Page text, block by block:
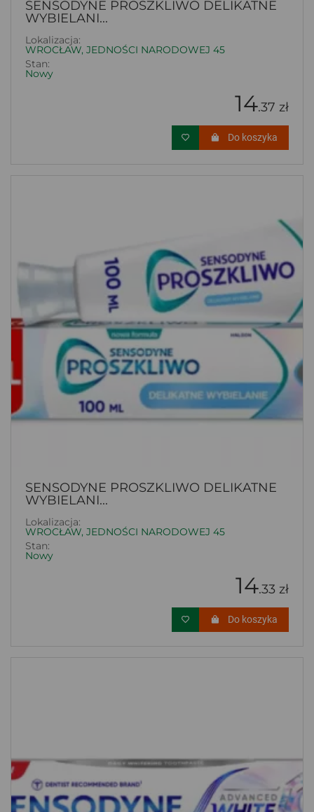
SENSODYNE PROSZKLIWO DELIKATNE
WYBIELANI...
Lokalizacja:
WROCŁAW, JEDNOŚCI NARODOWEJ 45
Stan:
Nowy
14.37 zł
Do koszyka
SENSODYNE PROSZKLIWO DELIKATNE
WYBIELANI...
Lokalizacja:
WROCŁAW, JEDNOŚCI NARODOWEJ 45
Stan:
Nowy
14.33 zł
Do koszyka